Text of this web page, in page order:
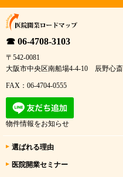
☎ 06-4708-3103
〒542-0081
大阪市中央区南船場4-4-10 辰野心
FAX：06-4704-0555
物件情報をお知らせ
選ばれる理由
医院開業セミナー